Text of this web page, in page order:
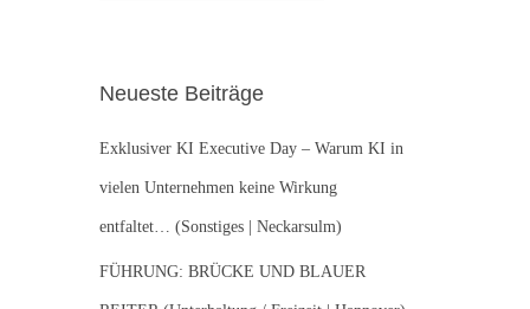
n
a
:
Neueste Beiträge
Exklusiver KI Executive Day – Warum KI in
vielen Unternehmen keine Wirkung
entfaltet… (Sonstiges | Neckarsulm)
FÜHRUNG: BRÜCKE UND BLAUER